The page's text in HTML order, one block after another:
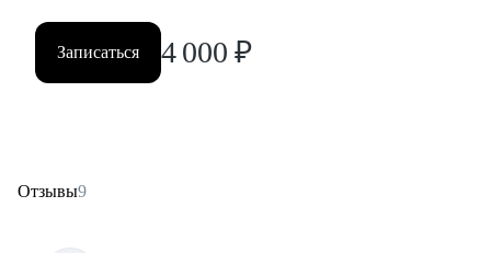
Записаться 4 000 ₽
Отзывы9